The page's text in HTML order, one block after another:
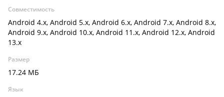
Совместимость
Android 4.x, Android 5.x, Android 6.x, Android 7.x, Android 8.x,
Android 9.x, Android 10.x, Android 11.x, Android 12.x, Android
13.x
Размер
17.24 МБ
Язык